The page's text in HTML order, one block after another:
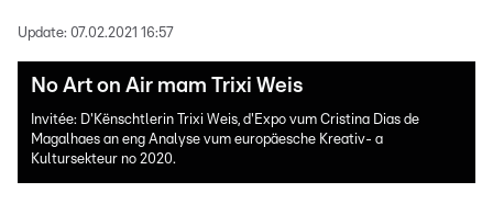
Update: 07.02.2021 16:57
No Art on Air mam Trixi Weis
Invitée: D'Kënschtlerin Trixi Weis, d'Expo vum Cristina Dias de
Magalhaes an eng Analyse vum europäesche Kreativ- a
Kultursekteur no 2020.